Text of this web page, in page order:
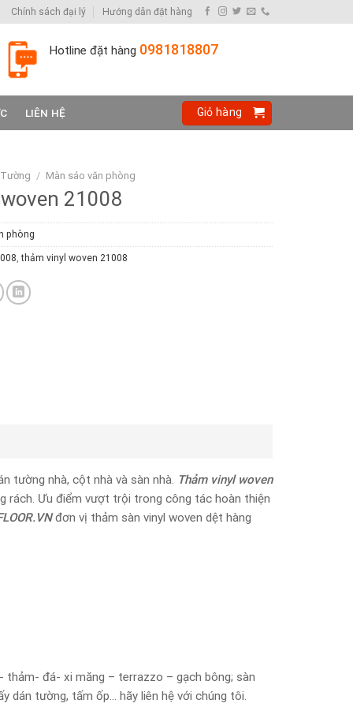
Chính sách đại lý Hướng dẫn đặt hàng
Hotline đặt hàng 0981818807
LIÊN HỆ Giỏ hàng
/ Màn sáo văn phòng
21008
phòng
,thảm vinyl woven 21008
tường nhà, cột nhà và sàn nhà. Thảm vinyl woven
rách. Ưu điểm vượt trội trong công tác hoàn thiện
đơn vị thảm sàn vinyl woven dệt hàng
thảm- đá- xi măng – terrazzo – gạch bông; sàn
dán tường, tấm ốp… hãy liên hệ với chúng tôi.